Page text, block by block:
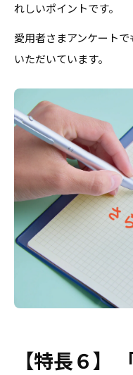
れしいポイントです。
愛用者さまアンケート
いただいています。
【特長６】